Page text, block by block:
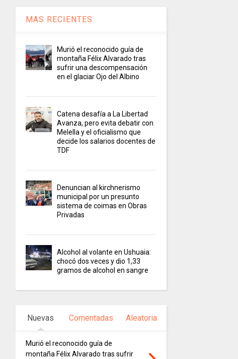
MAS RECIENTES
Murió el reconocido guía de
montaña Félix Alvarado tras
sufrir una descompensación
en el glaciar Ojo del Albino
Catena desafía a La Libertad
Avanza, pero evita debatir con
Melella y el oficialismo que
decide los salarios docentes de
TDF
Denuncian al kirchnerismo
municipal por un presunto
sistema de coimas en Obras
Privadas
Alcohol al volante en Ushuaia:
chocó dos veces y dio 1,33
gramos de alcohol en sangre
Nuevas Comentadas Aleatoria
Murió el reconocido guía de
montaña Félix Alvarado tras sufrir